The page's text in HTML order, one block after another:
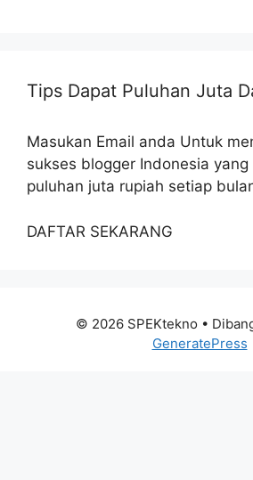
Tips Dapat Puluhan Juta
Masukan Email anda Untuk
sukses blogger Indonesia yang
puluhan juta rupiah setiap
DAFTAR SEKARANG
© 2026 SPEKtekno •
GeneratePress